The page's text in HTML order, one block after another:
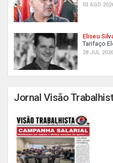
03 AGO
Eliseu
Tarifaço
28 JUL 2026
Jornal Visão